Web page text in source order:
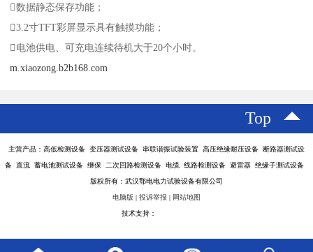
数据静态保存功能；
3.2寸TFT彩屏显示具有触摸功能；
电池供电、可充电连续待机大于20个小时。
m.xiaozong.b2b168.com
Top
主营产品：高低检测设备 变压器测试设备 串联谐振试验装置 高压绝缘耐压设备 断路器测试设
备 直流 蓄电池测试设备 继保 二次回路检测设备 电缆 线路检测设备 避雷器 绝缘子测试设备
版权所有：武汉鄂电电力试验设备有限公司
电脑版 | 投诉举报 | 网站地图
技术支持：